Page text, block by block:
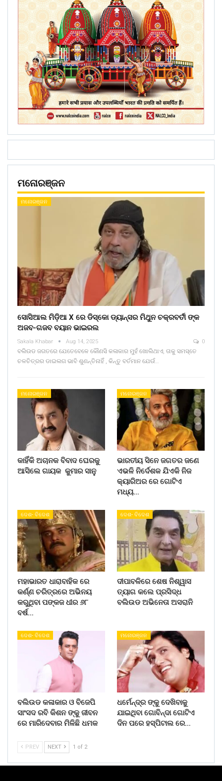
ମନୋରଞ୍ଜନ
ମନୋରଞ୍ଜନ
ସୋସିଆଲ ମିଡ଼ିଆ X ରେ ଡିସ୍କୋ ଡ୍ୟାନ୍ସର ମିଥୁନ ଚକ୍ରବର୍ତୀ ଙ୍କ
ଅଜବ-ଗଜବ ବୟାନ ଭାଇରଲ
Sakala Khabar Aug 14, 2025 0
ବଲିଉଡ ଜଗତରେ ଯେତେବେଳେ କୌଣସି କଳାକାର ମୁହଁ ଖୋଲିଥାଏ, ତାକୁ ସମସ୍ତେ
ଚଳଚିତ୍ରର ଡାଇଲଗ ଭାବି ଶୁଣନ୍ତିନାହିଁ , କିନ୍ତୁ ବର୍ତମାନ ଯେଉଁ…
ମନୋରଞ୍ଜନ
କାହିଁକି ଅଚାନକ ବିବାଦ ଘେରକୁ
ଆସିଲେ ଗାୟକ କୁମାର ସାନୁ
ମନୋରଞ୍ଜନ
ଭାରତୀୟ ସିନେ ଜଗତର ଜଣେ
ଏଭଳି ନିର୍ଦେଶକ ଯିଏକି ନିଜ
କ୍ୟାରିଅର ରେ ଗୋଟିଏ
ମଧ୍ୟ…
ଦେଶ- ବିଦେଶ
ମହାଭାରତ ଧାରାବାହିକ ରେ
କର୍ଣ୍ଣ ଚରିତ୍ରରେ ଅଭିନୟ
କରୁଥିବା ପଙ୍କଜ ଧୀର ୬୮
ବର୍ଷ…
ଦେଶ- ବିଦେଶ
ଦୀପାବଳିରେ ଶେଷ ନିଶ୍ୱାସ
ତ୍ୟାଗ କଲେ ପ୍ରସିଦ୍ଧ
ବଲିଉଡ ଅଭିନେତା ଅସରାନି
ଦେଶ- ବିଦେଶ
ବଲିଉଡ କଳାକାର ଓ ବିଜେପି
ସାଂସଦ ରବି କିଶନ ଙ୍କୁ ଜୀବନ
ରେ ମାରିଦେବାର ମିଳିଛି ଧମକ
ମନୋରଞ୍ଜନ
ଧର୍ମେନ୍ଦ୍ର ଙ୍କୁ ଦେଖିବାକୁ
ଯାଇଥିବା ଗୋବିନ୍ଦା ଗୋଟିଏ
ଦିନ ପରେ ହସ୍ପିଟାଲ ରେ…
PREV NEXT 1 of 2